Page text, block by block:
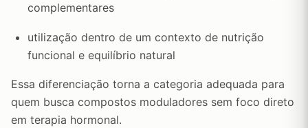
complementares
utilização dentro de um contexto de nutrição
funcional e equilíbrio natural
Essa diferenciação torna a categoria adequada para
quem busca compostos moduladores sem foco direto
em terapia hormonal.